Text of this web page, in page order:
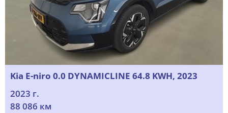
Kia E-niro 0.0 DYNAMICLINE 64.8 KWH, 2023
2023 г.
88 086 км